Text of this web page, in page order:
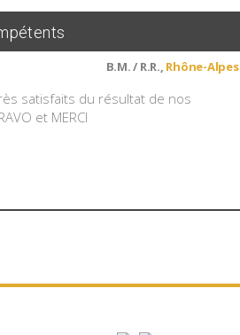
B.M. / R.R., Rhône-Alpes
satisfaits du résultat de nos
et MERCI